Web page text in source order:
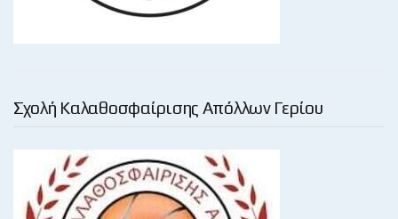
Σχολή Καλαθοσφαίρισης Απόλλων Γερίου